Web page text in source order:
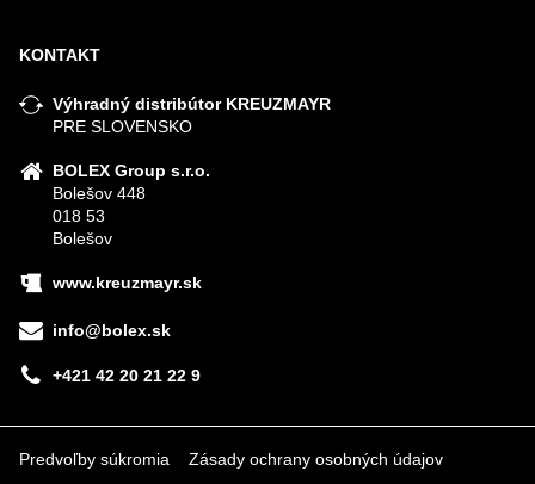
KONTAKT
Výhradný distribútor KREUZMAYR
PRE SLOVENSKO
BOLEX Group s.r.o.
Bolešov 448
018 53
Bolešov
www.kreuzmayr.sk
info@bolex.sk
+421 42 20 21 22 9
Predvoľby súkromia Zásady ochrany osobných údajov